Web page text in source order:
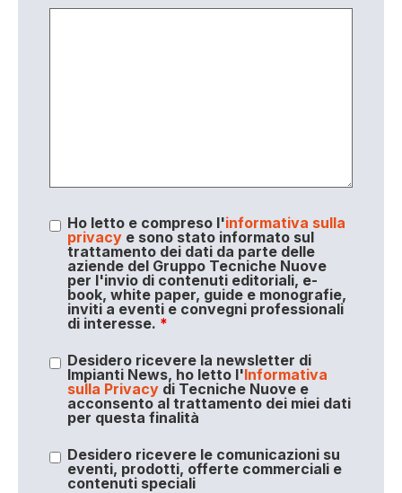
Ho letto e compreso l'informativa sulla
privacye sono stato informato sul
trattamento dei dati da parte delle
aziende del Gruppo Tecniche Nuove
per l'invio di contenuti editoriali, e-
book, white paper, guide e monografie,
inviti a eventi e convegni professionali
di interesse. *
Desidero ricevere la newsletter di
Impianti News, ho letto l'Informativa
sulla Privacydi Tecniche Nuove e
acconsento al trattamento dei miei dati
per questa finalità
Desidero ricevere le comunicazioni su
eventi, prodotti, offerte commerciali e
contenuti speciali